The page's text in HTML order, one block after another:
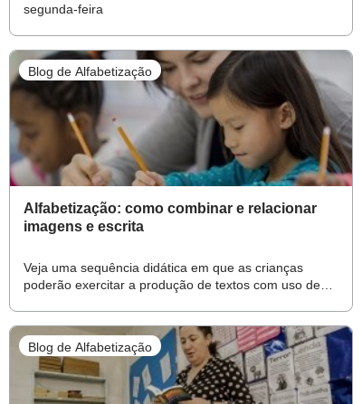
segunda-feira
Blog de Alfabetização
Alfabetização: como combinar e relacionar
imagens e escrita
Veja uma sequência didática em que as crianças
poderão exercitar a produção de textos com uso de
Blog de Alfabetização